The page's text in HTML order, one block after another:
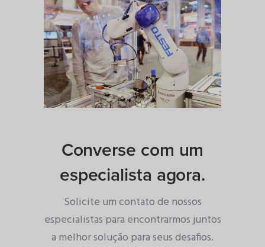
Converse com um
especialista agora.
Solicite um contato de nossos
especialistas para encontrarmos juntos
a melhor solução para seus desafios.